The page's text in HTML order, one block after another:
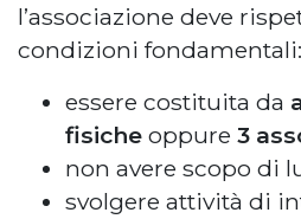
l’associazione deve
condizioni fondamentali:
essere costituita da
fisiche oppure 3
non avere scopo di
svolgere attività di